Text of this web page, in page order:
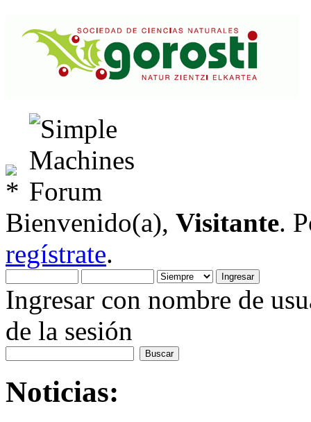
Bienvenido(a), Visitante.
regístrate.
Ingresar con nombre de
de la sesión
Noticias: